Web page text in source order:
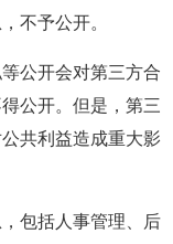
不予公开。
开会对第三方合
公开。但是，第三
共利益造成重大影
包括人事管理、后